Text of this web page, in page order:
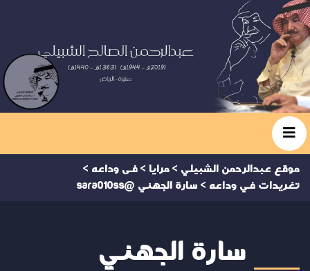
موقع عبدالرحمن الشبيلي > مرايا > فى وداعه >
تغريدات في وداعه > سارة الجهني @sara010ss
سارة الجهني